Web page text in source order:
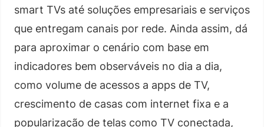
smart TVs até soluções empresariais e serviços
que entregam canais por rede. Ainda assim, dá
para aproximar o cenário com base em
indicadores bem observáveis no dia a dia,
como volume de acessos a apps de TV,
crescimento de casas com internet fixa e a
popularização de telas como TV conectada,